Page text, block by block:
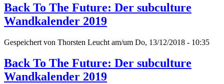
Back To The Future: Der subculture
Wandkalender 2019
Gespeichert von Thorsten Leucht am/um Do, 13/12/2018 - 10:35
Back To The Future: Der subculture
Wandkalender 2019